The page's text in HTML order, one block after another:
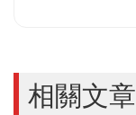
相關文章